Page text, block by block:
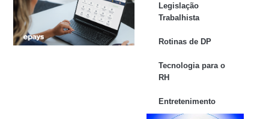
Legislação
Trabalhista
Rotinas de DP
Tecnologia para o
RH
Entretenimento